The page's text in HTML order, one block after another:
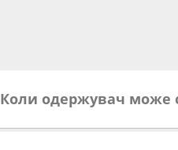
Коли одержувач може